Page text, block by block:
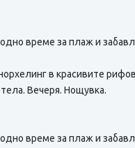
време за плаж и
в красивите
Вечеря. Нощувка.
време за плаж и